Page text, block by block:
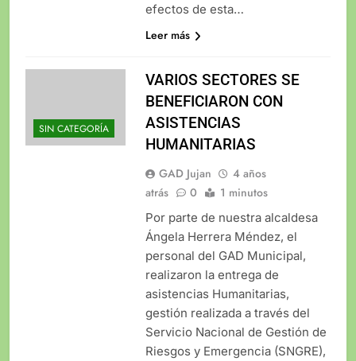
efectos de esta…
Leer más
SIN CATEGORÍA
VARIOS SECTORES SE
BENEFICIARON CON
ASISTENCIAS
HUMANITARIAS
GAD Jujan
4 años
atrás
0 1 minutos
Por parte de nuestra alcaldesa
Ángela Herrera Méndez, el
personal del GAD Municipal,
realizaron la entrega de
asistencias Humanitarias,
gestión realizada a través del
Servicio Nacional de Gestión de
Riesgos y Emergencia (SNGRE),